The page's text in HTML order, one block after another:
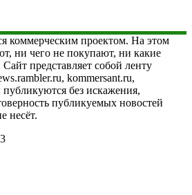
коммерческим проектом. На этом
ни чего не покупают, ни какие
представляет собой ленту
kommersant.ru,
без искажения,
публикуемых новостей
несёт.